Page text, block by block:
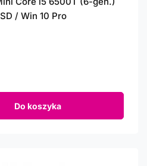
/ Win 10 Pro
Do koszyka